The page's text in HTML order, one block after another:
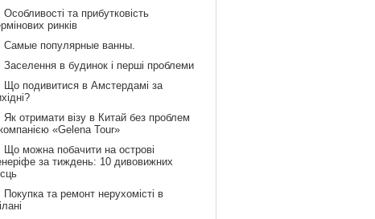
Особливості та прибутковість
ринків
Самые популярные ванны.
Заселення в будинок і перші проблеми
Що подивитися в Амстердамі за
Як отримати візу в Китай без проблем
«Gelena Tour»
Що можна побачити на острові
за тиждень: 10 дивовижних
Покупка та ремонт нерухомісті в